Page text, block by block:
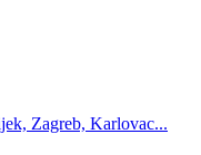
Zagreb, Karlovac...